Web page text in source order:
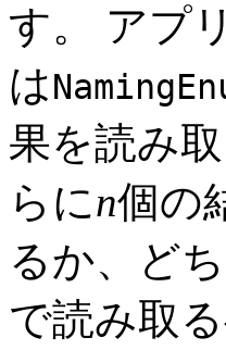
す。
アプ
は
果を読み
らにn個の
るか、ど
で読み取